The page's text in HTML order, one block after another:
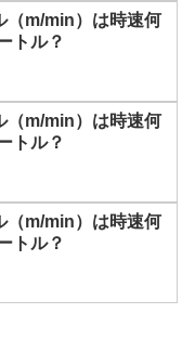
（m/min）は時速何
トル？
（m/min）は時速何
トル？
（m/min）は時速何
トル？